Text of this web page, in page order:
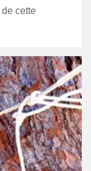
cette